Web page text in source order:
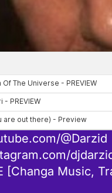
@Darzid
[Changa Music,